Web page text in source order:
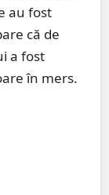
au fost
că de
a fost
în mers.